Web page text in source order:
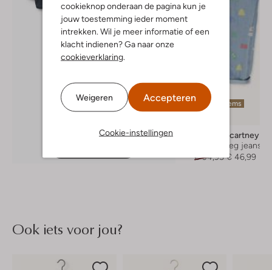
cookieknop onderaan de pagina kun je
jouw toestemming ieder moment
intrekken. Wil je meer informatie of een
klacht indienen? Ga naar onze
cookieverklaring.
Weigeren Accepteren
Cookie-instellingen
Laatste items
Stella Mccartney
Straight leg jeans
€ 94,95 € 46,99
Ook iets voor jou?